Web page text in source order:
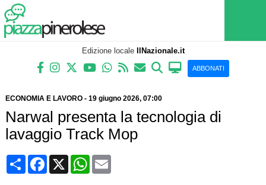
Edizione locale IlNazionale.it
ABBONATI
ECONOMIA E LAVORO- 19 giugno 2026, 07:00
Narwal presenta la tecnologia di
lavaggio Track Mop
CondividiFacebook
X WhatsApp
Email